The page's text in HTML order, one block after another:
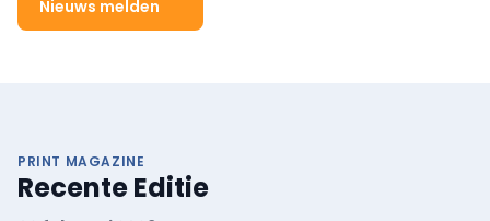
Nieuws melden
PRINT MAGAZINE
Recente Editie